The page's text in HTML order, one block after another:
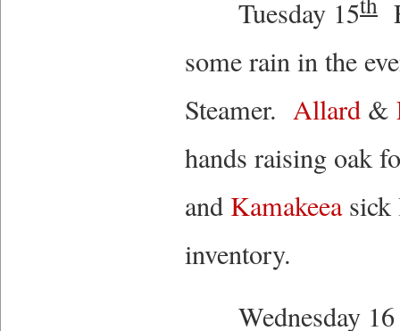
Tuesday 15
some rain in the
Steamer. Allard &
hands raising oak
and Kamakeeasick
inventory.
Wednesday 16